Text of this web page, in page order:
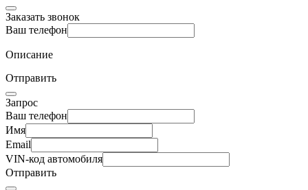
Заказать звонок
Ваш телефон
Описание
Отправить
Запрос
Ваш телефон
Имя
Email
VIN-код автомобиля
Отправить